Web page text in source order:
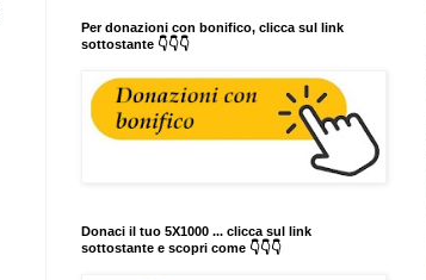
Per donazioni con bonifico, clicca sul link
sottostante 👇👇👇
Donaci il tuo 5X1000 ... clicca sul link
sottostante e scopri come 👇👇👇